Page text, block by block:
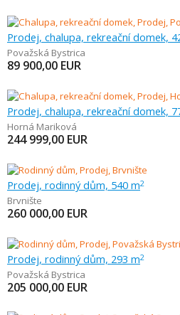
Prodej, chalupa, rekreační domek,
Považská Bystrica
89 900,00 EUR
Prodej, chalupa, rekreační domek,
Horná Mariková
244 999,00 EUR
Prodej, rodinný dům, 540 m2
Brvnište
260 000,00 EUR
Prodej, rodinný dům, 293 m2
Považská Bystrica
205 000,00 EUR